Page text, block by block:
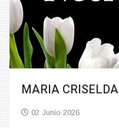
MARIA
02 Junio 2026